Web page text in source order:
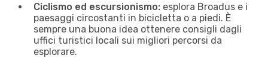
Ciclismo ed escursionismo: esplora Broadus e i
paesaggi circostanti in bicicletta o a piedi. È
sempre una buona idea ottenere consigli dagli
uffici turistici locali sui migliori percorsi da
esplorare.